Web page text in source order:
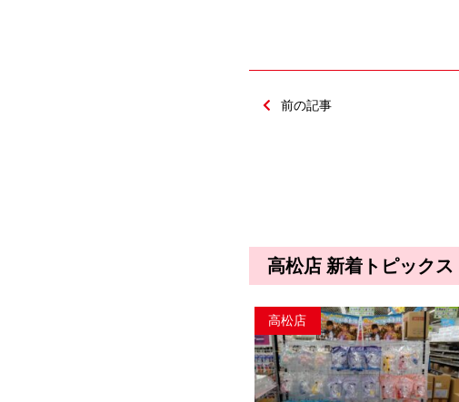
前の記事
高松店 新着トピックス
高松店